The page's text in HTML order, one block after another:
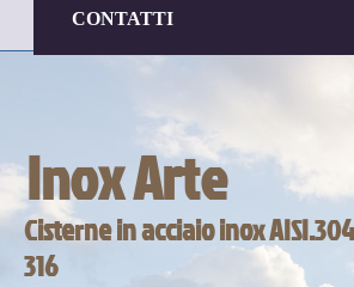
CONTATTI
Inox Arte
Cisterne in acciaio inox
316